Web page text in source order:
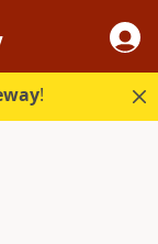
!